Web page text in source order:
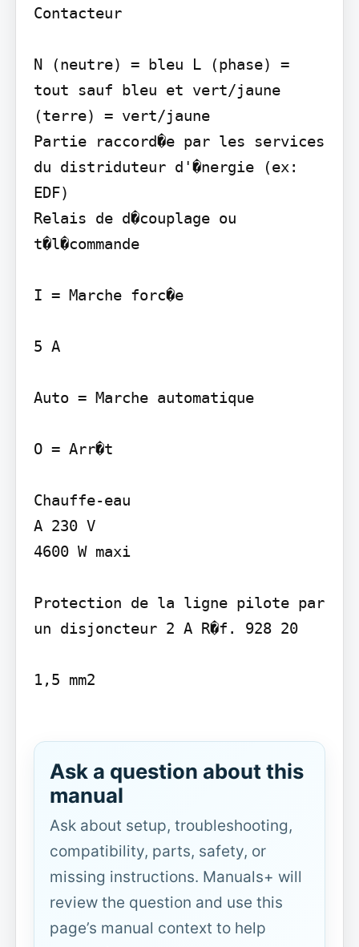
Contacteur
N (neutre) = bleu L (phase) =
tout sauf bleu et vert/jaune
(terre) = vert/jaune
Partie raccord�e par les services
du distriduteur d'�nergie (ex:
EDF)
Relais de d�couplage ou
t�l�commande
I = Marche forc�e
5 A
Auto = Marche automatique
O = Arr�t
Chauffe-eau
A 230 V
4600 W maxi
Protection de la ligne pilote par
un disjoncteur 2 A R�f. 928 20
1,5 mm2
Ask a question about this
manual
Ask about setup, troubleshooting,
compatibility, parts, safety, or
missing instructions. Manuals+ will
review the question and use this
page’s manual context to help